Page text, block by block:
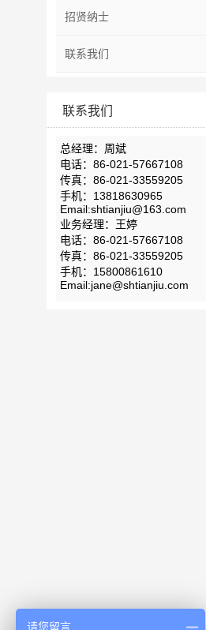
招贤纳士
联系我们
联系我们
总经理：周斌
电话：86-021-57667108
传真：86-021-33559205
手机：13818630965
Email:shtianjiu@163.com
业务经理：王婷
电话：86-021-57667108
传真：86-021-33559205
手机：15800861610
Email:jane@shtianjiu.com
请您留言